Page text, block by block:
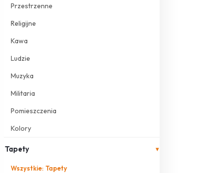
Przestrzenne
Religijne
Kawa
Ludzie
Muzyka
Militaria
Pomieszczenia
Kolory
Tapety ▾
Wszystkie: Tapety